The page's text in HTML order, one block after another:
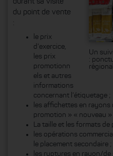
Un
:
durant sa visite
du point de vente
:
le prix
d’exercice,
les prix
promotionn
els et autres
informations
concernant l’étiquetage ;
les affichettes en rayons
promotion » « nouveau »
La taille et les formats
les opérations
le placement secondaire ;
les ruptures en rayon/de